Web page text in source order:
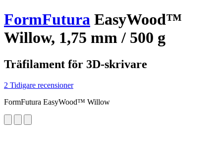
FormFutura EasyWood™
Willow, 1,75 mm / 500 g
Träfilament för 3D-skrivare
2 Tidigare recensioner
FormFutura EasyWood™ Willow